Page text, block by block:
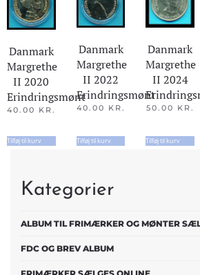
Danmark
Margrethe
II 2020
Erindringsmønt
40.00 KR.
Tilføj til kurv
Danmark
Margrethe
II 2022
Erindringsmønt
40.00 KR.
Tilføj til kurv
Danmark
Margrethe
II 2024
50.00 KR.
Tilføj til kurv
Kategorier
ALBUM TIL FRIMÆRKER OG MØNTER
FDC OG BREV ALBUM